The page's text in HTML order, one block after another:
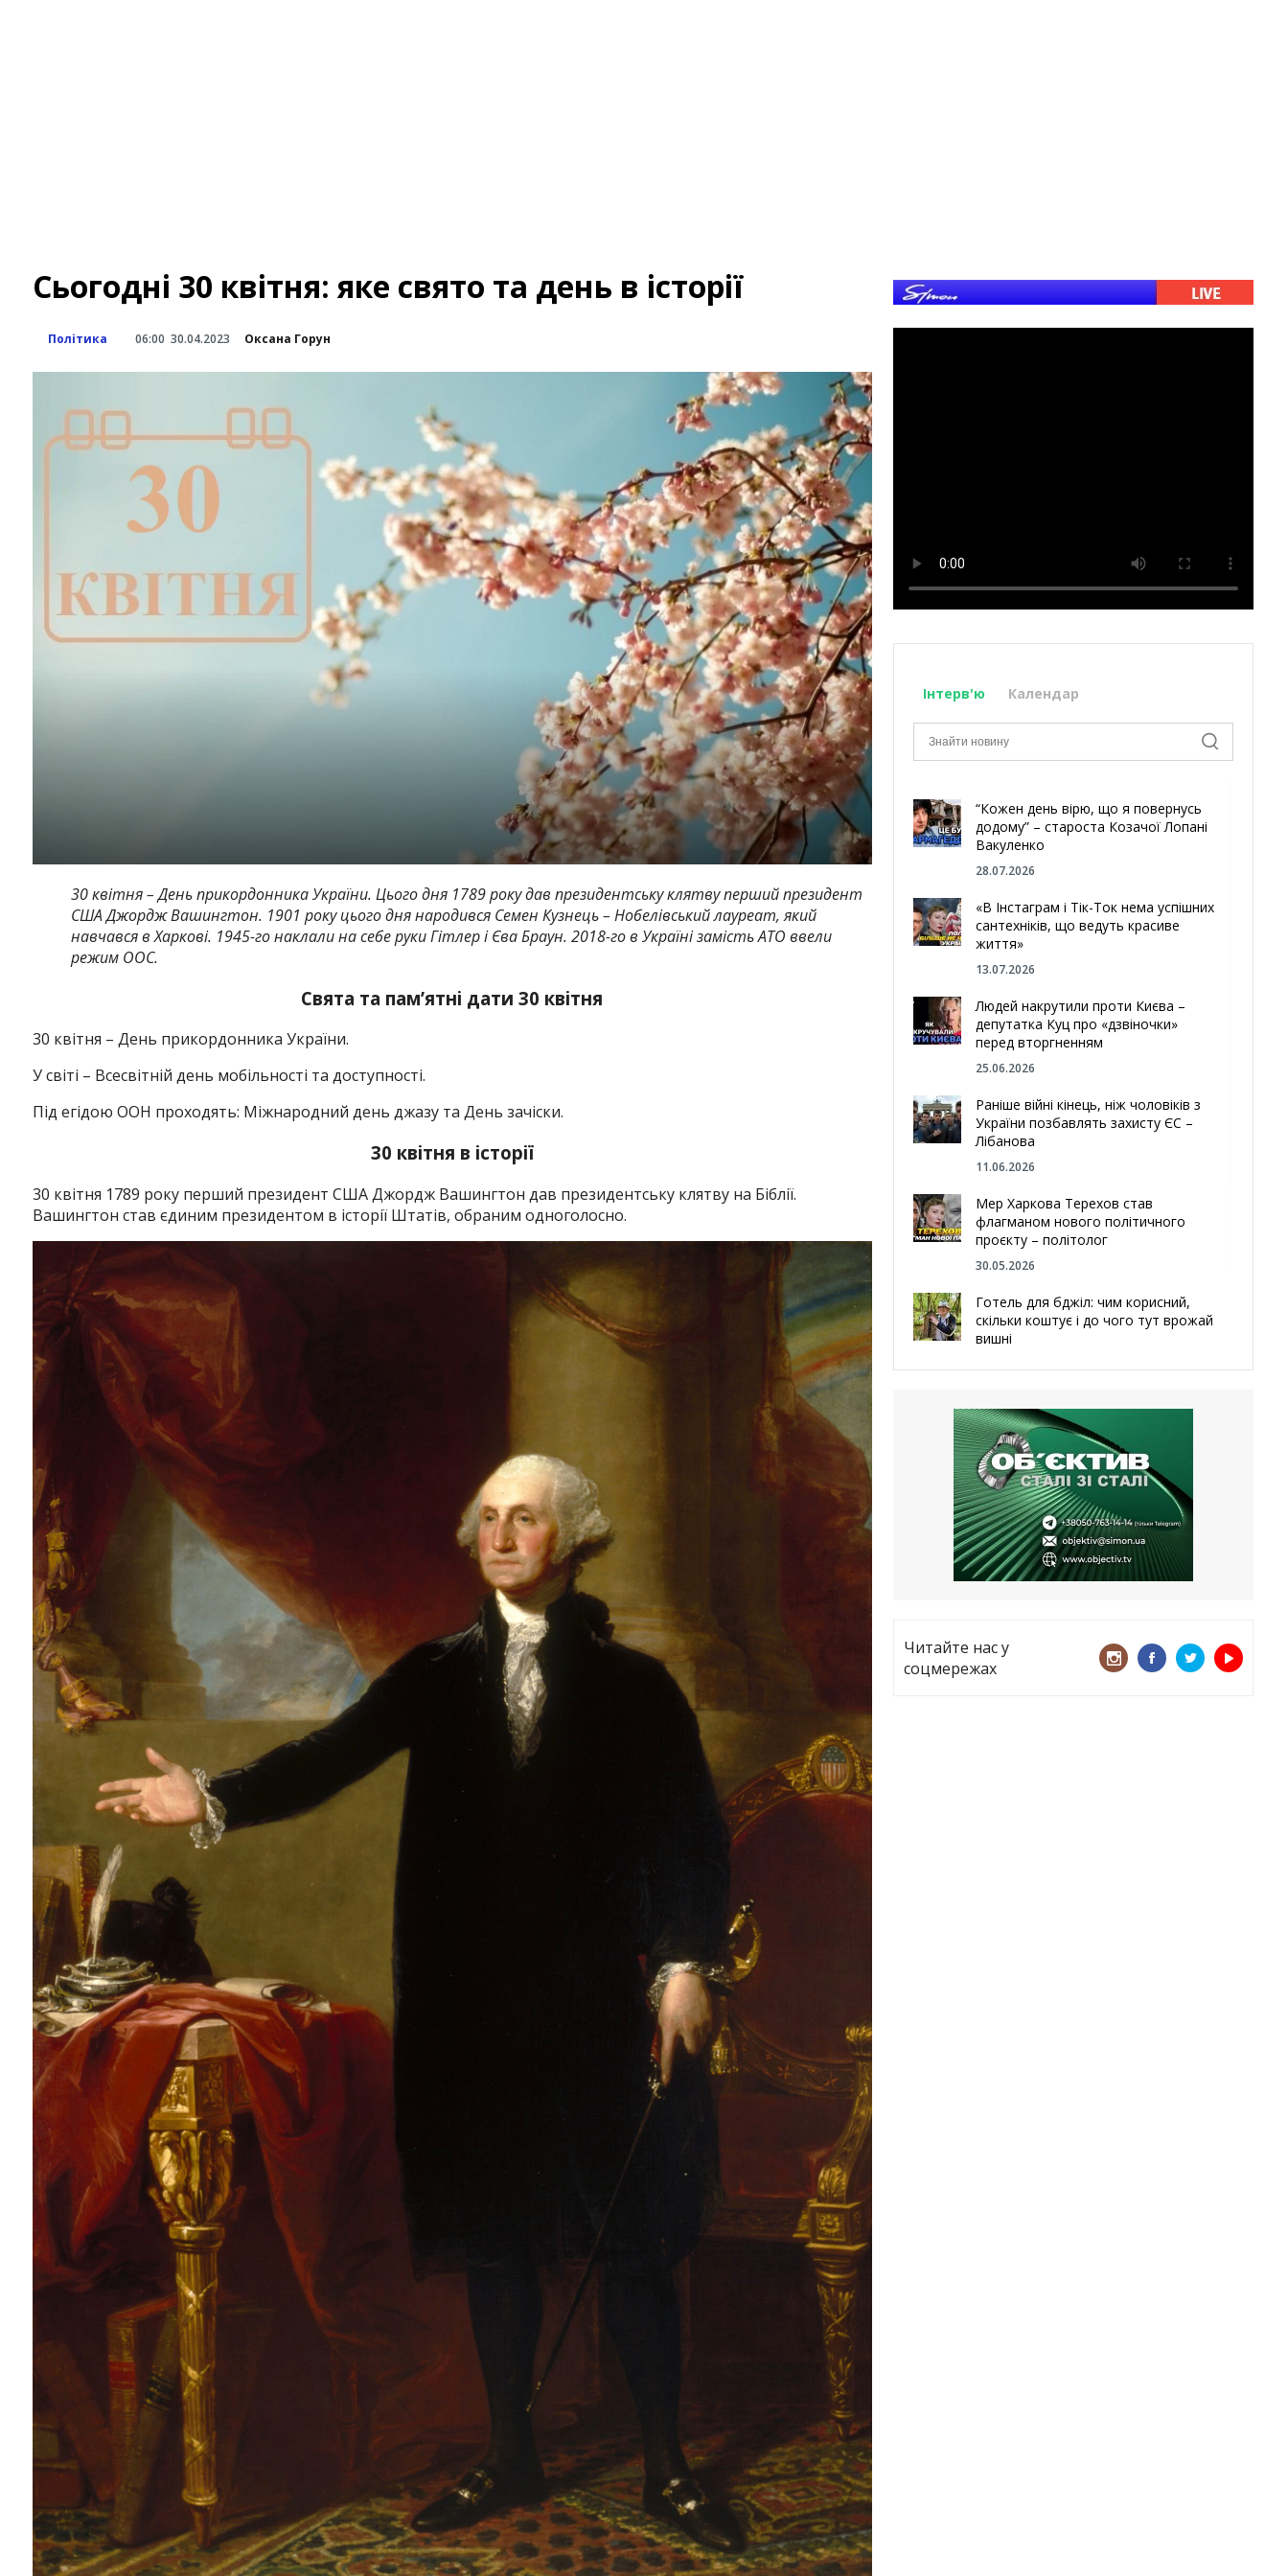
Сьогодні 30 квітня: яке свято та день в історії
Політика 06:00 30.04.2023 Оксана Горун
30 квітня – День прикордонника України. Цього дня 1789 року дав президентську клятву перший президент
США Джордж Вашингтон. 1901 року цього дня народився Семен Кузнець – Нобелівський лауреат, який
навчався в Харкові. 1945-го наклали на себе руки Гітлер і Єва Браун. 2018-го в Україні замість АТО ввели
режим ООС.
Свята та пам’ятні дати 30 квітня
30 квітня – День прикордонника України.
У світі – Всесвітній день мобільності та доступності.
Під егідою ООН проходять: Міжнародний день джазу та День зачіски.
30 квітня в історії
30 квітня 1789 року перший президент США Джордж Вашингтон дав президентську клятву на Біблії.
Вашингтон став єдиним президентом в історії Штатів, обраним одноголосно.
Інтерв'ю Календар
“Кожен день вірю, що я повернусь
додому” – староста Козачої Лопані
Вакуленко
28.07.2026
«В Інстаграм і Тік-Ток нема успішних
сантехніків, що ведуть красиве
життя»
13.07.2026
Людей накрутили проти Києва –
депутатка Куц про «дзвіночки»
перед вторгненням
25.06.2026
Раніше війні кінець, ніж чоловіків з
України позбавлять захисту ЄС –
Лібанова
11.06.2026
Мер Харкова Терехов став
флагманом нового політичного
проєкту – політолог
30.05.2026
Готель для бджіл: чим корисний,
скільки коштує і до чого тут врожай
вишні
Чугуєва, міста, яке встояло попри
все
21.05.2026
«ТЦК порушує закон? Нехай
платять!» Як завдяки штрафу жінку
виключили з обліку
15.05.2026
Читайте нас у
соцмережах
Instagram
FacebookTwitterYoutube